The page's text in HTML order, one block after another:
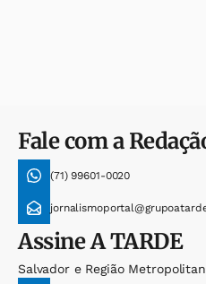
Fale com a
(71) 99601-0020
AssineA TARDE
Salvador e Região